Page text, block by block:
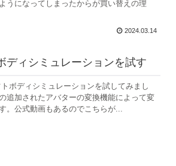
うになってしまったからが買い替えの理
2024.03.14
ディシミュレーションを試す
ボディシミュレーションを試してみまし
追加されたアバターの変換機能によって変
。公式動画もあるのでこちらが...